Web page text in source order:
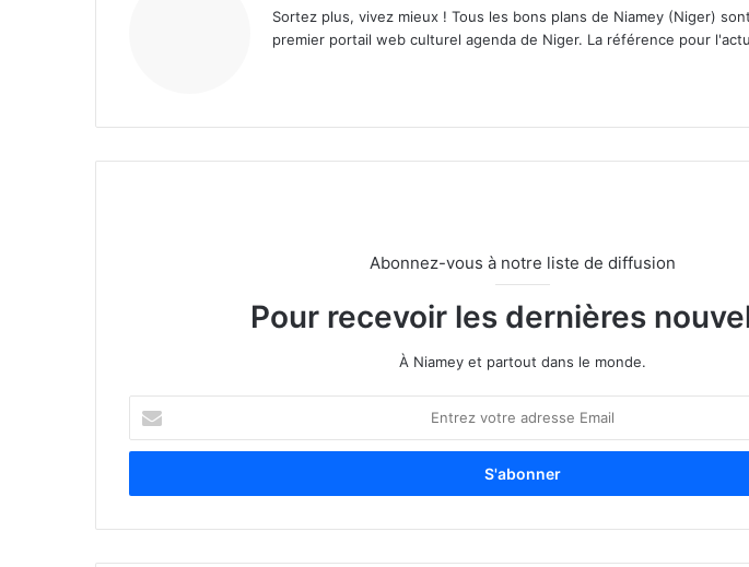
Sortez plus, vivez mieux ! Tous les bons plans de Niamey (Niger)
premier portail web culturel agenda de Niger. La référence pour
Abonnez-vous à notre liste de diffusion
Pour recevoir les dernières
À Niamey et partout dans le monde.
t
e